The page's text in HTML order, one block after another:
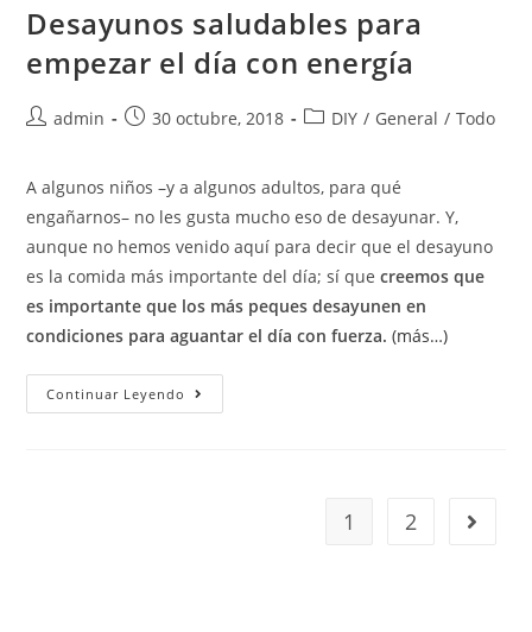
Desayunos saludables para
empezar el día con energía
admin 30 octubre, 2018 DIY / General / Todo
A algunos niños –y a algunos adultos, para qué
engañarnos– no les gusta mucho eso de desayunar. Y,
aunque no hemos venido aquí para decir que el desayuno
es la comida más importante del día; sí quecreemos que
es importante que los más peques desayunen en
condiciones para aguantar el día con fuerza. (más…)
Continuar Leyendo
1 2